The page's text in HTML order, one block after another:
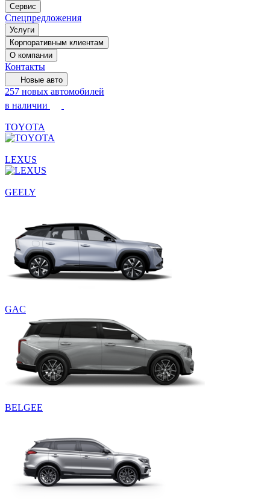
Сервис
Спецпредложения
Услуги
Корпоративным клиентам
О компании
Контакты
Новые авто
257 новых автомобилей
в наличии
TOYOTA
LEXUS
GEELY
GAC
BELGEE